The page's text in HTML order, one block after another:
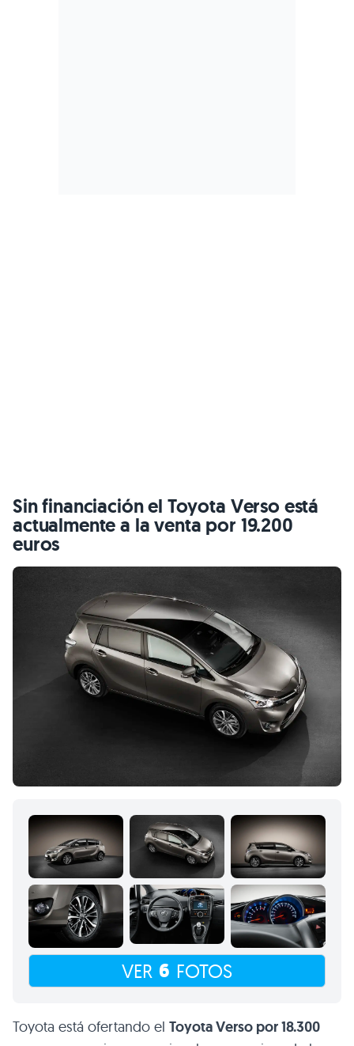
Sin financiación el Toyota Verso está
actualmente a la venta por 19.200
euros
VER 6 FOTOS
Toyota está ofertando el Toyota Verso por 18.300